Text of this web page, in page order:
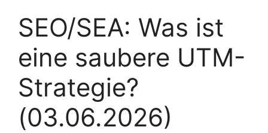
SEO/SEA: Was ist
eine saubere UTM-
Strategie?
(03.06.2026)